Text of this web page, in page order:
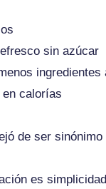
sin azúcar
ingredientes
calorías
de ser sinónimo
es